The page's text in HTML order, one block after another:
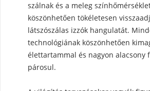
szálnak és a meleg
köszönhetően tökéletesen
látszószálas izzók hangulatát.
technológiának köszönhetően
élettartammal és nagyon alacsony
párosul.